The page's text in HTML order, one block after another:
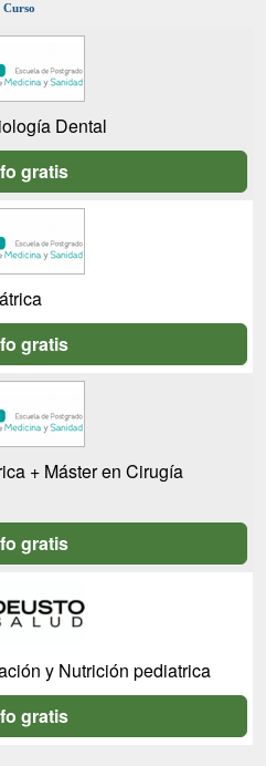
Curso
Dental
gratis
gratis
+ Máster en Cirugía
gratis
y Nutrición pediatrica
gratis